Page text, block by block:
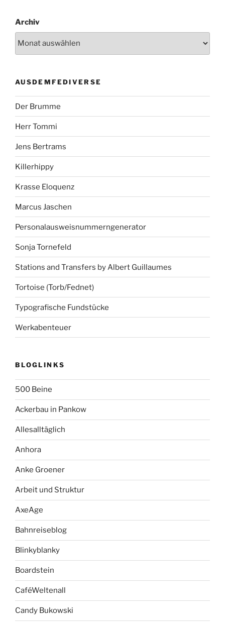
Archiv
AUSDEMFEDIVERSE
Der Brumme
Herr Tommi
Jens Bertrams
Killerhippy
Krasse Eloquenz
Marcus Jaschen
Personalausweisnummerngenerator
Sonja Tornefeld
Stations and Transfers by Albert Guillaumes
Tortoise (Torb/Fednet)
Typografische Fundstücke
Werkabenteuer
BLOGLINKS
500 Beine
Ackerbau in Pankow
Allesalltäglich
Anhora
Anke Groener
Arbeit und Struktur
AxeAge
Bahnreiseblog
Blinkyblanky
Boardstein
CaféWeltenall
Candy Bukowski